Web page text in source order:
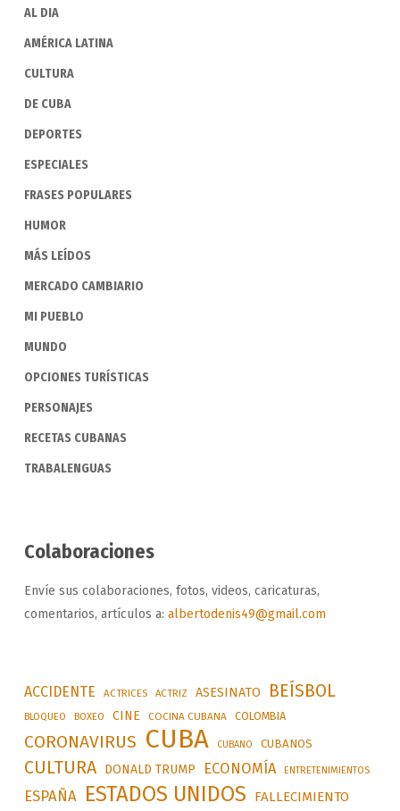
AL DIA
AMÉRICA LATINA
CULTURA
DE CUBA
DEPORTES
ESPECIALES
FRASES POPULARES
HUMOR
MÁS LEÍDOS
MERCADO CAMBIARIO
MI PUEBLO
MUNDO
OPCIONES TURÍSTICAS
PERSONAJES
RECETAS CUBANAS
TRABALENGUAS
Colaboraciones
Envíe sus colaboraciones, fotos, videos, caricaturas,
comentarios, artículos a: albertodenis49@gmail.com
ACCIDENTE ACTRICES ACTRIZ ASESINATO BEÍSBOL
BLOQUEO BOXEO CINE COCINA CUBANA COLOMBIA
CORONAVIRUS CUBA CUBANO CUBANOS
CULTURA DONALD TRUMP ECONOMÍA ENTRETENIMIENTOS
ESPAÑA ESTADOS UNIDOS FALLECIMIENTO